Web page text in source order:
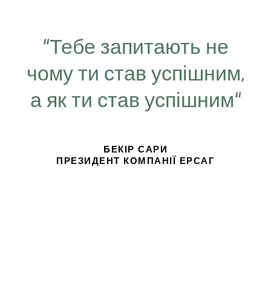
“Тебе запитають не
чому ти став успішним,
а як ти став успішним“
БЕКІР САРИ
ПРЕЗИДЕНТ КОМПАНІЇ ЕРСАГ